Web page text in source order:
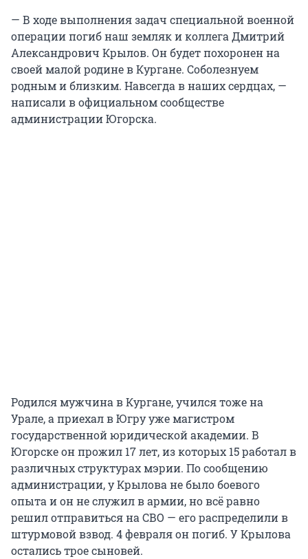
— В ходе выполнения задач специальной военной
операции погиб наш земляк и коллега Дмитрий
Александрович Крылов. Он будет похоронен на
своей малой родине в Кургане. Соболезнуем
родным и близким. Навсегда в наших сердцах, —
написали в официальном сообществе
администрации Югорска.
Родился мужчина в Кургане, учился тоже на
Урале, а приехал в Югру уже магистром
государственной юридической академии. В
Югорске он прожил 17 лет, из которых 15 работал в
различных структурах мэрии. По сообщению
администрации, у Крылова не было боевого
опыта и он не служил в армии, но всё равно
решил отправиться на СВО — его распределили в
штурмовой взвод. 4 февраля он погиб. У Крылова
остались трое сыновей.